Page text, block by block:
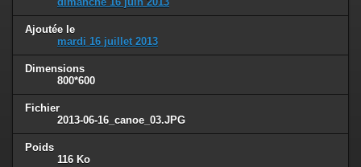
Ajoutée le
mardi 16 juillet 2013
Dimensions
800*600
Fichier
2013-06-16_canoe_03.JPG
Poids
116 Ko